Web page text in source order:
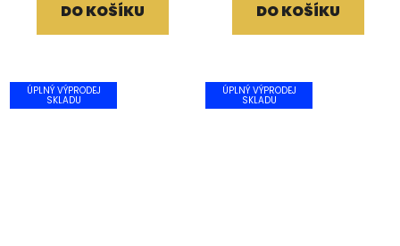
DO KOŠÍKU DO KOŠÍKU
ÚPLNÝ VÝPRODEJ
SKLADU
ÚPLNÝ VÝPRODEJ
SKLADU